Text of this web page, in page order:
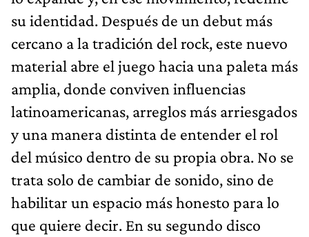
su identidad. Después de un debut más
cercano a la tradición del rock, este nuevo
material abre el juego hacia una paleta más
amplia, donde conviven influencias
latinoamericanas, arreglos más arriesgados
y una manera distinta de entender el rol
del músico dentro de su propia obra. No se
trata solo de cambiar de sonido, sino de
habilitar un espacio más honesto para lo
que quiere decir. En su segundo disco